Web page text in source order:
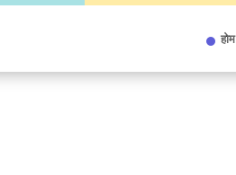
होम